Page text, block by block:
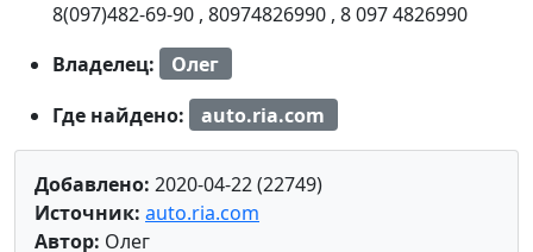
8(097)482-69-90 , 80974826990 , 8 097 4826990
Владелец:
Олег
Где найдено:
auto.ria.com
Добавлено: 2020-04-22 (22749)
Источник: auto.ria.com
Автор: Олег